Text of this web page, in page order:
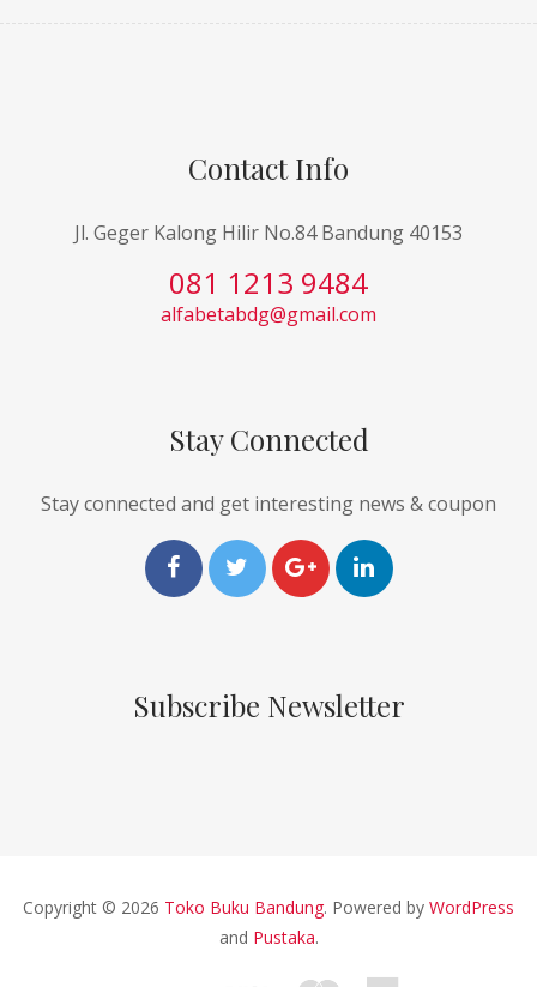
Contact Info
Jl. Geger Kalong Hilir No.84 Bandung 40153
081 1213 9484
alfabetabdg@gmail.com
Stay Connected
Stay connected and get interesting news & coupon
Subscribe Newsletter
Copyright © 2026 Toko Buku Bandung. Powered by WordPress
and Pustaka.